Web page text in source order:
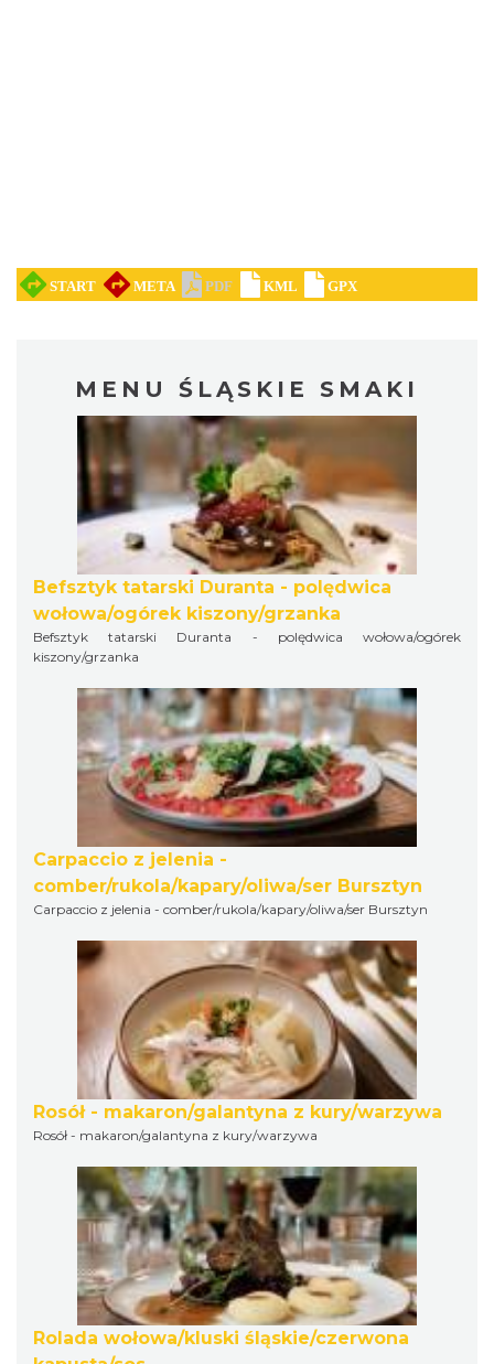
MENU ŚLĄSKIE SMAKI
Befsztyk tatarski Duranta - polędwica
wołowa/ogórek kiszony/grzanka
Befsztyk tatarski Duranta - polędwica wołowa/ogórek
kiszony/grzanka
Carpaccio z jelenia -
comber/rukola/kapary/oliwa/ser Bursztyn
Carpaccio z jelenia - comber/rukola/kapary/oliwa/ser Bursztyn
Rosół - makaron/galantyna z kury/warzywa
Rosół - makaron/galantyna z kury/warzywa
Rolada wołowa/kluski śląskie/czerwona